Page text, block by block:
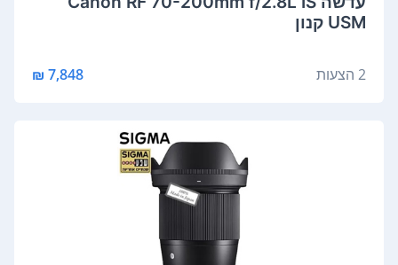
USM קנון
2 הצעות 7,848 ₪